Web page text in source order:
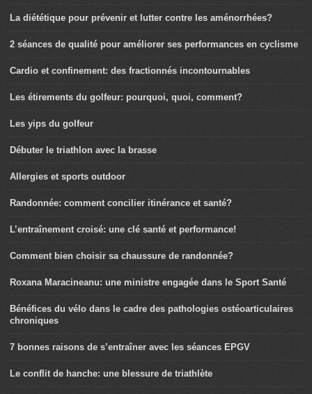
La diététique pour prévenir et lutter contre les aménorrhées?
2 séances de qualité pour améliorer ses performances en cyclisme
Cardio et confinement: des fractionnés incontournables
Les étirements du golfeur: pourquoi, quoi, comment?
Les yips du golfeur
Débuter le triathlon avec la brasse
Allergies et sports outdoor
Randonnée: comment concilier itinérance et santé?
L’entraînement croisé: une clé santé et performance!
Comment bien choisir sa chaussure de randonnée?
Roxana Maracineanu: une ministre engagée dans le Sport Santé
Bénéfices du vélo dans le cadre des pathologies ostéoarticulaires
chroniques
7 bonnes raisons de s’entraîner avec les séances EPGV
Le conflit de hanche: une blessure de triathlète